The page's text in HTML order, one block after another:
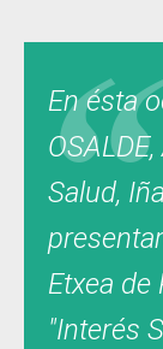
En ésta
Salud,
Etxea
"Interés